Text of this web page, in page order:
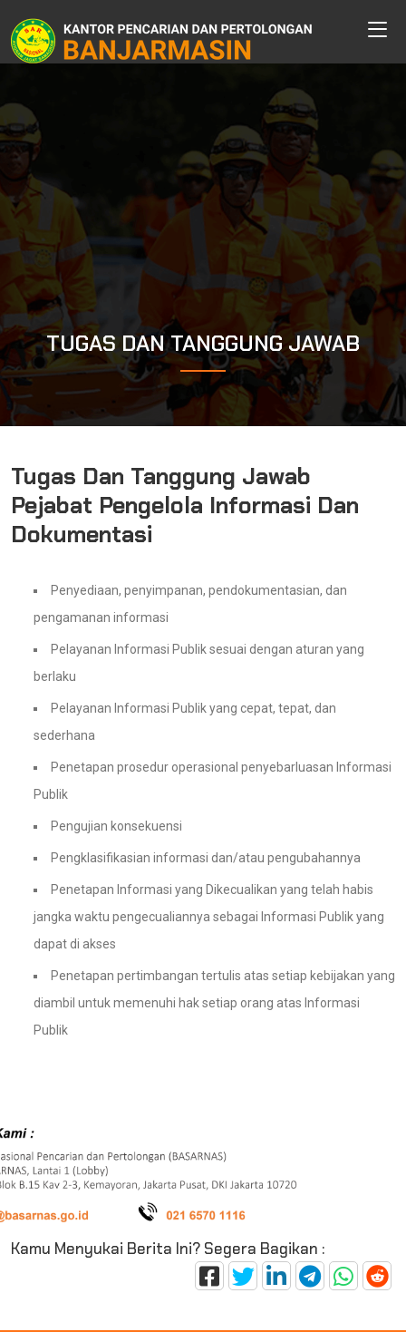
TUGAS DAN TANGGUNG JAWAB
Tugas Dan Tanggung Jawab
Pejabat Pengelola Informasi Dan
Dokumentasi
Penyediaan, penyimpanan, pendokumentasian, dan
pengamanan informasi
Pelayanan Informasi Publik sesuai dengan aturan yang
berlaku
Pelayanan Informasi Publik yang cepat, tepat, dan
sederhana
Penetapan prosedur operasional penyebarluasan Informasi
Publik
Pengujian konsekuensi
Pengklasifikasian informasi dan/atau pengubahannya
Penetapan Informasi yang Dikecualikan yang telah habis
jangka waktu pengecualiannya sebagai Informasi Publik yang
dapat di akses
Penetapan pertimbangan tertulis atas setiap kebijakan yang
diambil untuk memenuhi hak setiap orang atas Informasi
Publik
Kamu Menyukai Berita Ini? Segera Bagikan :